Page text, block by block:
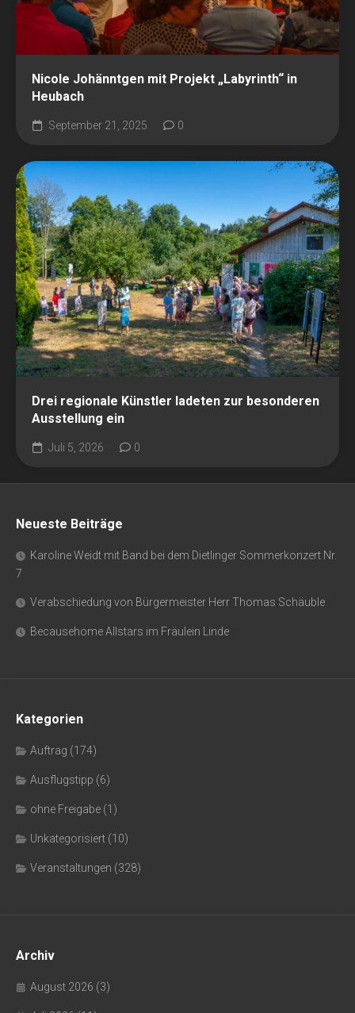
Nicole Johänntgen mit Projekt „Labyrinth“ in
Heubach
September 21, 2025 0
Drei regionale Künstler ladeten zur besonderen
Ausstellung ein
Juli 5, 2026 0
Neueste Beiträge
Karoline Weidt mit Band bei dem Dietlinger Sommerkonzert Nr.
7
Verabschiedung von Bürgermeister Herr Thomas Schäuble
Becausehome Allstars im Fräulein Linde
Kategorien
Auftrag (174)
Ausflugstipp (6)
ohne Freigabe (1)
Unkategorisiert (10)
Veranstaltungen (328)
Archiv
August 2026 (3)